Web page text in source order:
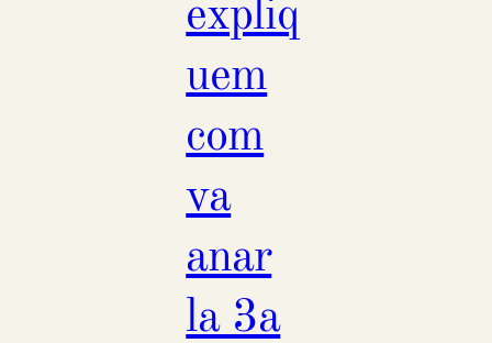
expliq
uem
com
va
anar
la 3a